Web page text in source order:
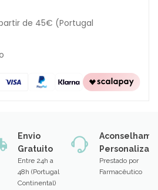
de 45€ (Portugal
Envio
Gratuito
Entre 24h a
48h (Portugal
Continental)
Prestado por
Farmacêutico